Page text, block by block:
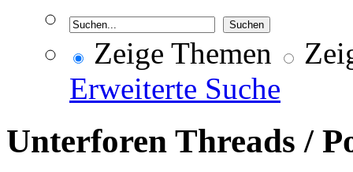
Zeige Themen
Erweiterte Suche
Unterforen Threads /